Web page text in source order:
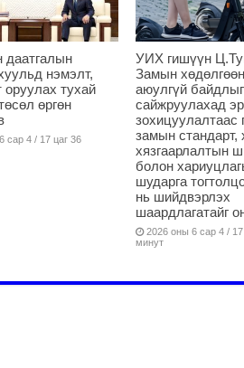
даатгалын
нэмэлт,
оруулах тухай
өргөн
сар 4 / 17 цаг 36
УИХ гишүүн
Замын
аюулгүй байдлыг
сайжруулахад
зохицуулалтаас
замын стандарт,
хязгаарлалтын
болон
шударга
нь шийдвэрлэх
шаардлагатайг
2026 оны 6 сар 4 / 17
минут